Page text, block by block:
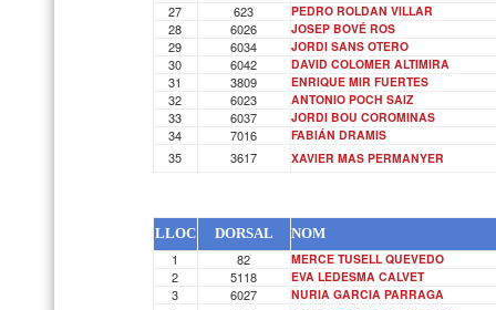
27 623 PEDRO ROLDAN VILLAR
28 6026 JOSEP BOVÉ ROS
29 6034 JORDI SANS OTERO
30 6042 DAVID COLOMER ALTIMIRA
31 3809 ENRIQUE MIR FUERTES
32 6023 ANTONIO POCH SAIZ
33 6037 JORDI BOU COROMINAS
34 7016 FABIÁN DRAMIS
35 3617 XAVIER MAS PERMANYER
LLOC DORSAL NOM
1 82 MERCE TUSELL QUEVEDO
2 5118 EVA LEDESMA CALVET
3 6027 NURIA GARCIA PARRAGA